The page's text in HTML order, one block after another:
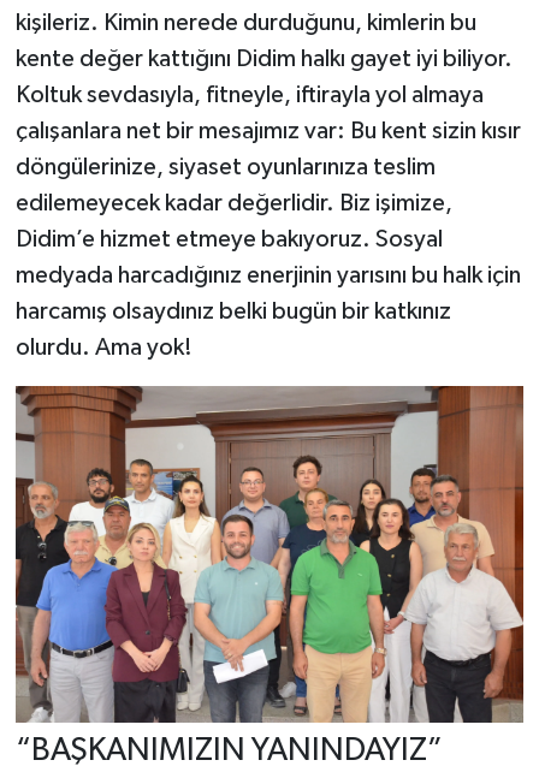
kişileriz. Kimin nerede durduğunu, kimlerin bu
kente değer kattığını Didim halkı gayet iyi biliyor.
Koltuk sevdasıyla, fitneyle, iftirayla yol almaya
çalışanlara net bir mesajımız var: Bu kent sizin kısır
döngülerinize, siyaset oyunlarınıza teslim
edilemeyecek kadar değerlidir. Biz işimize,
Didim’e hizmet etmeye bakıyoruz. Sosyal
medyada harcadığınız enerjinin yarısını bu halk için
harcamış olsaydınız belki bugün bir katkınız
olurdu. Ama yok!
“BAŞKANIMIZIN YANINDAYIZ”